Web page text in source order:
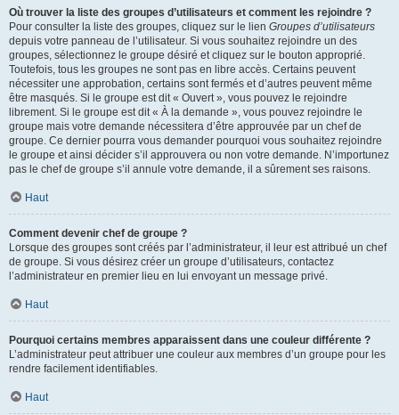
Où trouver la liste des groupes d’utilisateurs et comment les rejoindre ?
Pour consulter la liste des groupes, cliquez sur le lien Groupes d’utilisateurs
depuis votre panneau de l’utilisateur. Si vous souhaitez rejoindre un des
groupes, sélectionnez le groupe désiré et cliquez sur le bouton approprié.
Toutefois, tous les groupes ne sont pas en libre accès. Certains peuvent
nécessiter une approbation, certains sont fermés et d’autres peuvent même
être masqués. Si le groupe est dit « Ouvert », vous pouvez le rejoindre
librement. Si le groupe est dit « À la demande », vous pouvez rejoindre le
groupe mais votre demande nécessitera d’être approuvée par un chef de
groupe. Ce dernier pourra vous demander pourquoi vous souhaitez rejoindre
le groupe et ainsi décider s’il approuvera ou non votre demande. N’importunez
pas le chef de groupe s’il annule votre demande, il a sûrement ses raisons.
Haut
Comment devenir chef de groupe ?
Lorsque des groupes sont créés par l’administrateur, il leur est attribué un chef
de groupe. Si vous désirez créer un groupe d’utilisateurs, contactez
l’administrateur en premier lieu en lui envoyant un message privé.
Haut
Pourquoi certains membres apparaissent dans une couleur différente ?
L’administrateur peut attribuer une couleur aux membres d’un groupe pour les
rendre facilement identifiables.
Haut